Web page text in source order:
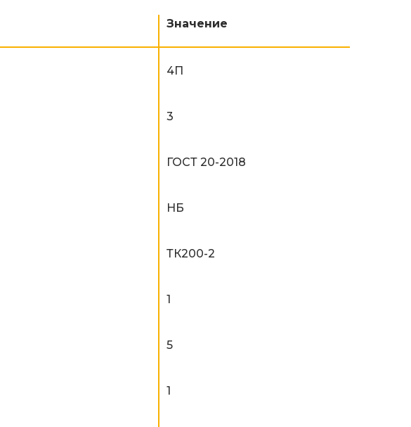
Значение
4П
3
ГОСТ 20-2018
НБ
ТК200-2
1
5
1